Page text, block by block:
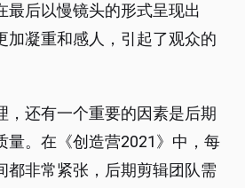
最后以慢镜头的形式呈现出
加凝重和感人，引起了观众的
，还有一个重要的因素是后期
量。在《创造营2021》中，每
都非常紧张，后期剪辑团队需